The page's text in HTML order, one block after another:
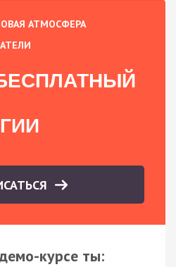
АТМОСФЕРА
курсе ты: